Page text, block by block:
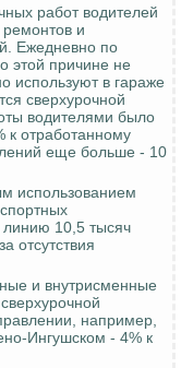
работ водителей
и
Ежедневно по
этой причине не
используют в гараже
сверхурочной
водителями было
к отработанному
еще больше - 10
использованием
линию 10,5 тысяч
отсутствия
и внутрисменные
например,
Ингушском - 4% к